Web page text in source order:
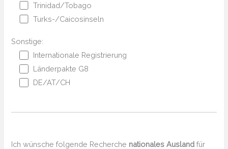
Trinidad/Tobago
Turks-/Caicosinseln
Sonstige:
Internationale Registrierung
Länderpakte G8
DE/AT/CH
Ich wünsche folgende Recherche nationales Ausland für